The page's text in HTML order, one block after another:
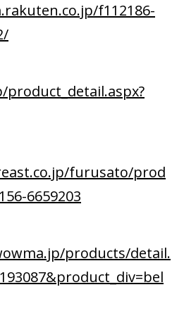
f112186-
furusato/prod
6659203
products/detail.